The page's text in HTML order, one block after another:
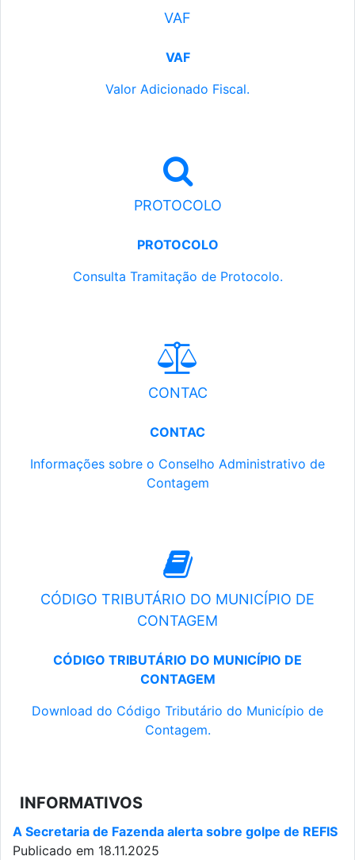
VAF
VAF
Valor Adicionado Fiscal.
PROTOCOLO
PROTOCOLO
Consulta Tramitação de Protocolo.
CONTAC
CONTAC
Informações sobre o Conselho Administrativo de
Contagem
CÓDIGO TRIBUTÁRIO DO MUNICÍPIO DE
CONTAGEM
CÓDIGO TRIBUTÁRIO DO MUNICÍPIO DE
CONTAGEM
Download do Código Tributário do Município de
Contagem.
INFORMATIVOS
A Secretaria de Fazenda alerta sobre golpe de REFIS
Publicado em 18.11.2025